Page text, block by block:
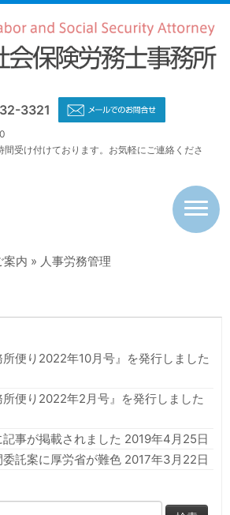
3321
間受け付けております。お気軽にご連絡くださ
案内
相談
案内 » 人事労務管理
所便り2022年10月号』を発行しました
所便り2022年2月号』を発行しました
事が掲載されました 2019年4月25日
託案に厚労省が難色 2017年3月22日
×